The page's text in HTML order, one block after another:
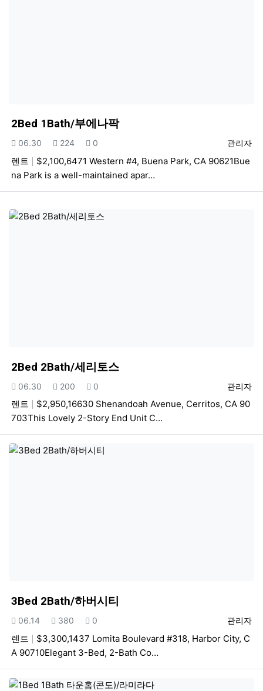
2Bed 1Bath/부에나팍
등록자
관리자
등록일
06.30 조회
224 추천
0
렌트
$2,100,6471 Western #4, Buena Park, CA 90621Bue
na Park is a well-maintained apar…
2Bed 2Bath/세리토스
등록자
관리자
등록일
06.30 조회
200 추천
0
렌트
$2,950,16630 Shenandoah Avenue, Cerritos, CA 90
703This Lovely 2-Story End Unit C…
3Bed 2Bath/하버시티
등록자
관리자
등록일
06.14 조회
380 추천
0
렌트
$3,300,1437 Lomita Boulevard #318, Harbor City, C
A 90710Elegant 3-Bed, 2-Bath Co…